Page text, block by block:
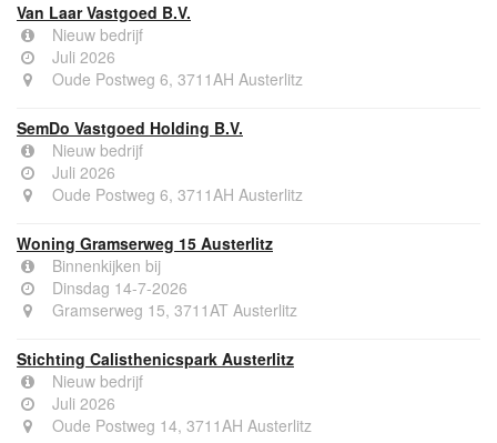
Van Laar Vastgoed B.V.
Nieuw bedrijf
Juli 2026
Oude Postweg 6, 3711AH Austerlitz
SemDo Vastgoed Holding B.V.
Nieuw bedrijf
Juli 2026
Oude Postweg 6, 3711AH Austerlitz
Woning Gramserweg 15 Austerlitz
Binnenkijken bij
Dinsdag 14-7-2026
Gramserweg 15, 3711AT Austerlitz
Stichting Calisthenicspark Austerlitz
Nieuw bedrijf
Juli 2026
Oude Postweg 14, 3711AH Austerlitz